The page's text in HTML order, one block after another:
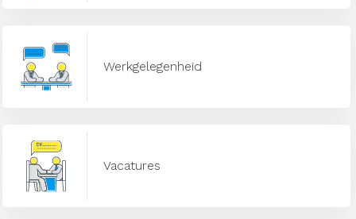
Werkgelegenheid
Vacatures